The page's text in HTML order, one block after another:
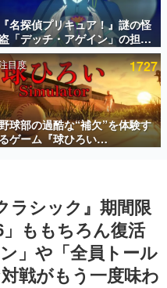
ページビュー数万以上！ などな
、電ファミ渾身の“殿堂入り”記
方々に製作時のエピソードをお
い。『赫本』は、〈試験問題〉
説集です。
『名探偵プリキュア！』謎の怪
「デッチ・アゲイン」の担当
ャストは天﨑滉平さんと判
。『Re:ゼロから始める異世
生活』オットー役、『ヒプノ
シスマイク』山田三郎役など
目度 1727
球部の過酷な“補欠”を体験す
ゲーム『球ひろい
』が「1件」のウィッ
ロ野球選手から称賛の声
ラシック』期間限
ももちろん復活
」や「全員トール
戦がもう一度味わ